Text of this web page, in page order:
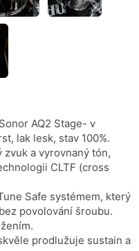
AQ2 Stage- v
lak lesk, stav 100%.
zvuk a vyrovnaný tón,
CLTF (cross
Safe systémem, který
povolování šroubu.
prodlužuje sustain a